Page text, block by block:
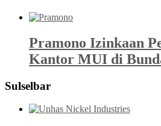
Pramono Izinkaan
Kantor MUI di
Sulselbar